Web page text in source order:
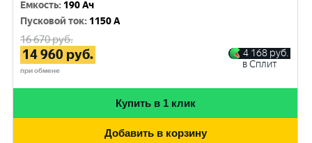
Емкость: 190 Ач
Пусковой ток: 1150 A
16 670руб.
14 960 руб.
при обмене
4 168 руб.
в Сплит
Купить в 1 клик
Добавить в корзину